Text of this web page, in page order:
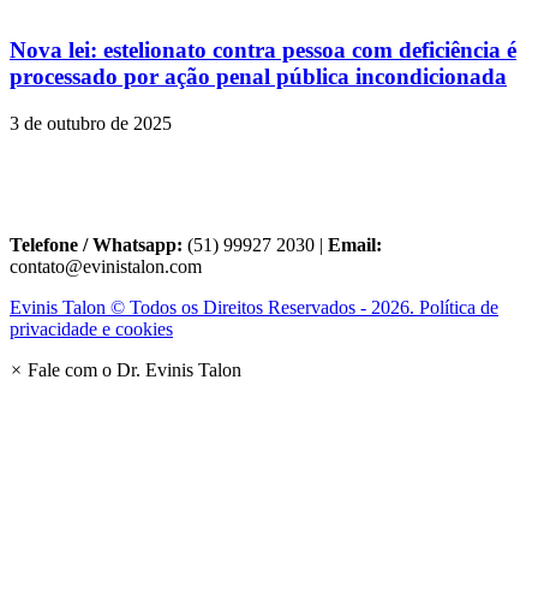
Nova lei: estelionato contra pessoa com deficiência é
processado por ação penal pública incondicionada
3 de outubro de 2025
Telefone / Whatsapp: (51) 99927 2030 | Email:
contato@evinistalon.com
Evinis Talon © Todos os Direitos Reservados - 2026. Política de
privacidade e cookies
× Fale com o Dr. Evinis Talon